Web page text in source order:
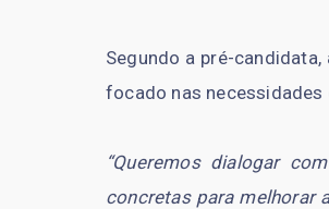
Segundo a pré-
focado nas
“Queremos dialogar
concretas para melhorar